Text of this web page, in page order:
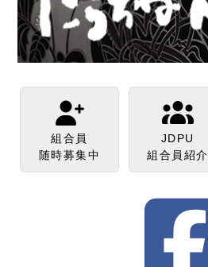
組合員
随時募集中
JDPU
組合員紹介